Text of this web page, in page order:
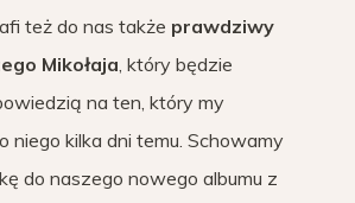
też do nas także prawdziwy
Mikołaja, który będzie
na ten, który my
niego kilka dni temu. Schowamy
do naszego nowego albumu z